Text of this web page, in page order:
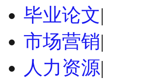
毕业论文|
市场营销|
人力资源|